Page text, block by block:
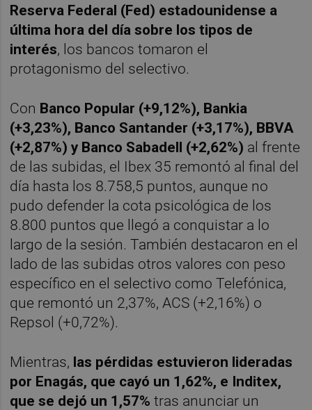
Reserva Federal (Fed) estadounidense a
última hora del día sobre los tipos de
interés, los bancos tomaron el
protagonismo del selectivo.
Con Banco Popular (+9,12%), Bankia
(+3,23%), Banco Santander (+3,17%), BBVA
(+2,87%) y Banco Sabadell (+2,62%) al frente
de las subidas, el Ibex 35 remontó al final del
día hasta los 8.758,5 puntos, aunque no
pudo defender la cota psicológica de los
8.800 puntos que llegó a conquistar a lo
largo de la sesión. También destacaron en el
lado de las subidas otros valores con peso
específico en el selectivo como Telefónica,
que remontó un 2,37%, ACS (+2,16%) o
Repsol (+0,72%).
Mientras, las pérdidas estuvieron lideradas
por Enagás, que cayó un 1,62%, e Inditex,
que se dejó un 1,57% tras anunciar un